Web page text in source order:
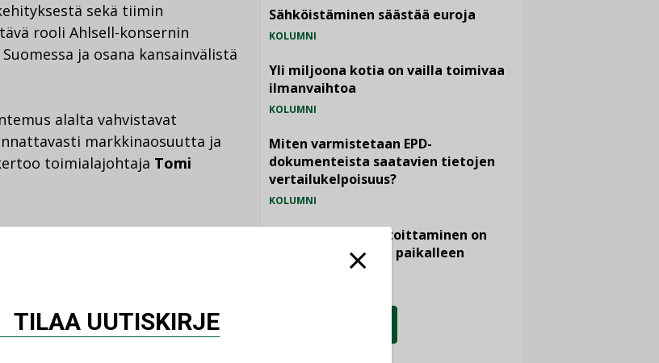
sekä tiimin
rooli Ahlsell-konsernin
ja osana kansainvälistä
alalta vahvistavat
markkinaosuutta ja
toimialajohtaja Tomi
Sähköistäminen säästää euroja
KOLUMNI
Yli miljoona kotia on vailla toimivaa
ilmanvaihtoa
KOLUMNI
Miten varmistetaan EPD-
dokumenteista saatavien tietojen
vertailukelpoisuus?
KOLUMNI
Vesi- ja viemärimitoittaminen on
jämähtänyt ajassa paikalleen
TILAA UUTISKIRJE